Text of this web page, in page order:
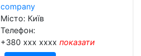
company
Місто: Київ
Телефон:
+380 xxx xxxx показати